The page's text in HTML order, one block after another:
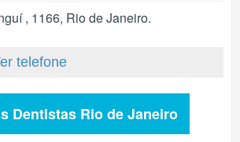
, 1166, Rio de Janeiro.
telefone
Dentistas Rio de Janeiro